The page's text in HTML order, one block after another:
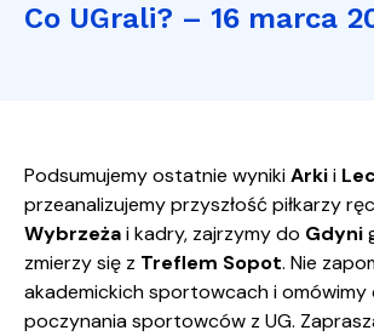
Co UGrali? – 16 marca
Podsumujemy ostatnie wynikiArkii
przeanalizujemy przyszłość piłkarzy
Wybrzeżai kadry, zajrzymy do Gdyni
zmierzy się z Treflem Sopot. Nie
akademickich sportowcach i
poczynania sportowców z UG.